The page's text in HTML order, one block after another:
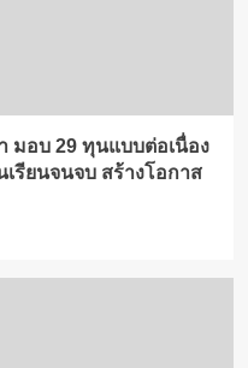
มอบ 29 ทุนแบบต่อเนื่อง
รียนจนจบ สร้างโอกาส